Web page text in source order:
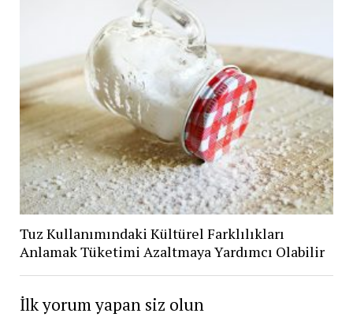
Tuz Kullanımındaki Kültürel Farklılıkları
Anlamak Tüketimi Azaltmaya Yardımcı Olabilir
İlk yorum yapan siz olun